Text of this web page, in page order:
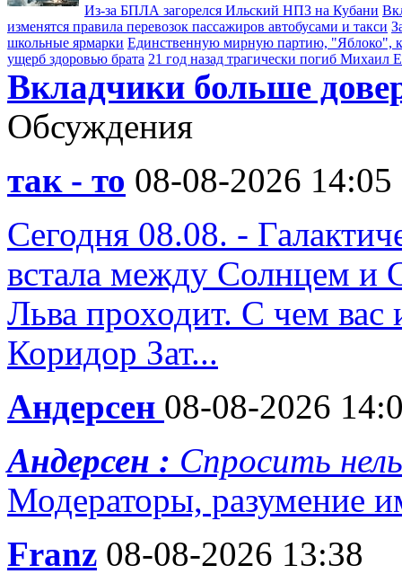
Из-за БПЛА загорелся Ильский НПЗ на Кубани
изменятся правила перевозок пассажиров автобусами и такси
школьные ярмарки Единственную мирную партию, "Яблоко",
ущерб здоровью брата 21 год назад трагически погиб Михаил
Вкладчики больше
Обсуждения
так - то 08-08-2026 14:05
Сегодня 08.08. -
встала между Солнцем и
Льва проходит. С чем вас
Коридор Зат...
Андерсен 08-08-2026
Андерсен : Спросить
Модераторы, разумение
Franz 08-08-2026 13:38